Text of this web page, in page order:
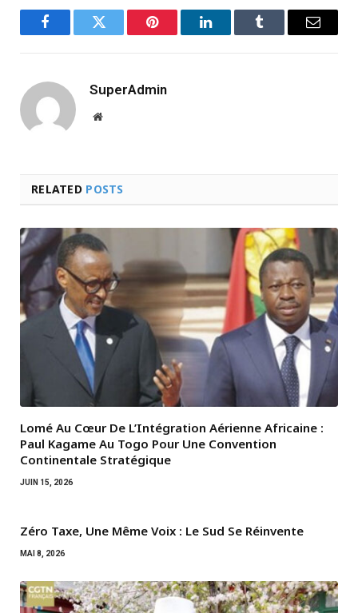
FacebookTwitter Pinterest LinkedInTumblr Email
SuperAdmin
Website
RELATED POSTS
Lomé Au Cœur De L’Intégration Aérienne Africaine :
Paul Kagame Au Togo Pour Une Convention
Continentale Stratégique
JUIN 15, 2026
Zéro Taxe, Une Même Voix : Le Sud Se Réinvente
MAI 8, 2026